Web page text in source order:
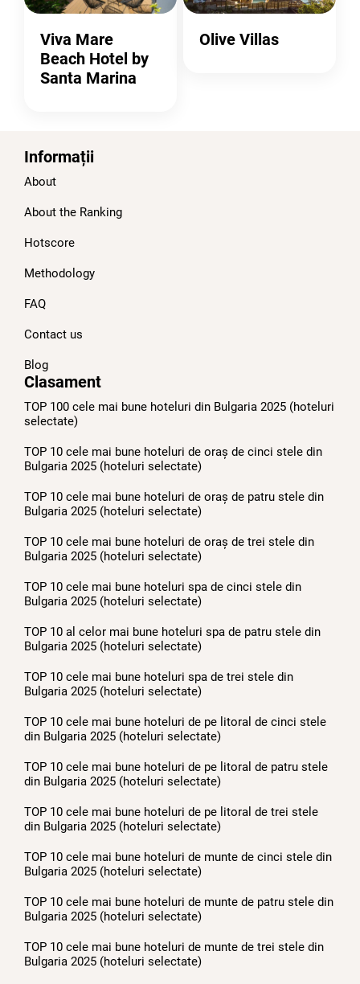
Viva Mare
Beach Hotel by
Santa Marina
Olive Villas
Informații
About
About the Ranking
Hotscore
Methodology
FAQ
Contact us
Blog
Clasament
TOP 100 cele mai bune hoteluri din Bulgaria 2025 (hoteluri
selectate)
TOP 10 cele mai bune hoteluri de oraș de cinci stele din
Bulgaria 2025 (hoteluri selectate)
TOP 10 cele mai bune hoteluri de oraș de patru stele din
Bulgaria 2025 (hoteluri selectate)
TOP 10 cele mai bune hoteluri de oraș de trei stele din
Bulgaria 2025 (hoteluri selectate)
TOP 10 cele mai bune hoteluri spa de cinci stele din
Bulgaria 2025 (hoteluri selectate)
TOP 10 al celor mai bune hoteluri spa de patru stele din
Bulgaria 2025 (hoteluri selectate)
TOP 10 cele mai bune hoteluri spa de trei stele din
Bulgaria 2025 (hoteluri selectate)
TOP 10 cele mai bune hoteluri de pe litoral de cinci stele
din Bulgaria 2025 (hoteluri selectate)
TOP 10 cele mai bune hoteluri de pe litoral de patru stele
din Bulgaria 2025 (hoteluri selectate)
TOP 10 cele mai bune hoteluri de pe litoral de trei stele
din Bulgaria 2025 (hoteluri selectate)
TOP 10 cele mai bune hoteluri de munte de cinci stele din
Bulgaria 2025 (hoteluri selectate)
TOP 10 cele mai bune hoteluri de munte de patru stele din
Bulgaria 2025 (hoteluri selectate)
TOP 10 cele mai bune hoteluri de munte de trei stele din
Bulgaria 2025 (hoteluri selectate)